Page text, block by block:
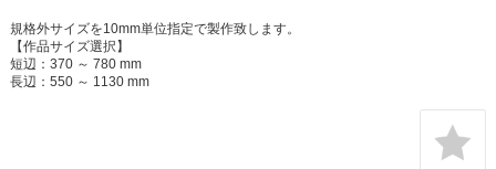
規格外サイズを10mm単位指定で製作致します。
【作品サイズ選択】
短辺：370 ～ 780 mm
長辺：550 ～ 1130 mm